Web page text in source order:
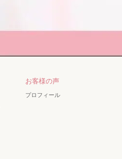
お客様の声
プロフィール